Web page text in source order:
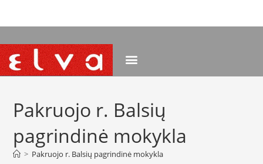
Pakruojo r. Balsių
pagrindinė mokykla
> Pakruojo r. Balsių pagrindinė mokykla